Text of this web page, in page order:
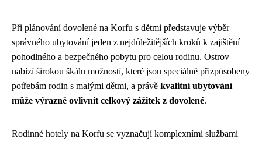
Při plánování dovolené na Korfu s dětmi představuje výběr
správného ubytování jeden z nejdůležitějších kroků k zajištění
pohodlného a bezpečného pobytu pro celou rodinu. Ostrov
nabízí širokou škálu možností, které jsou speciálně přizpůsobeny
potřebám rodin s malými dětmi, a právě kvalitní ubytování
může výrazně ovlivnit celkový zážitek z dovolené.
Rodinné hotely na Korfu se vyznačují komplexními službami